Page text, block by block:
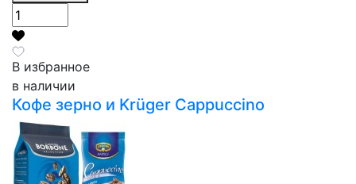
В избранное
в наличии
Кофе зерно и Krüger Cappuccino